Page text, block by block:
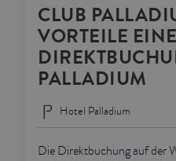
CLUB
VORTEILE
PALLADIUM
Hotel Palladium
Die Direktbuchung auf der